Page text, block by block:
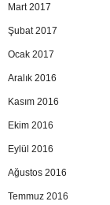
Mart 2017
Şubat 2017
Ocak 2017
Aralık 2016
Kasım 2016
Ekim 2016
Eylül 2016
Ağustos 2016
Temmuz 2016